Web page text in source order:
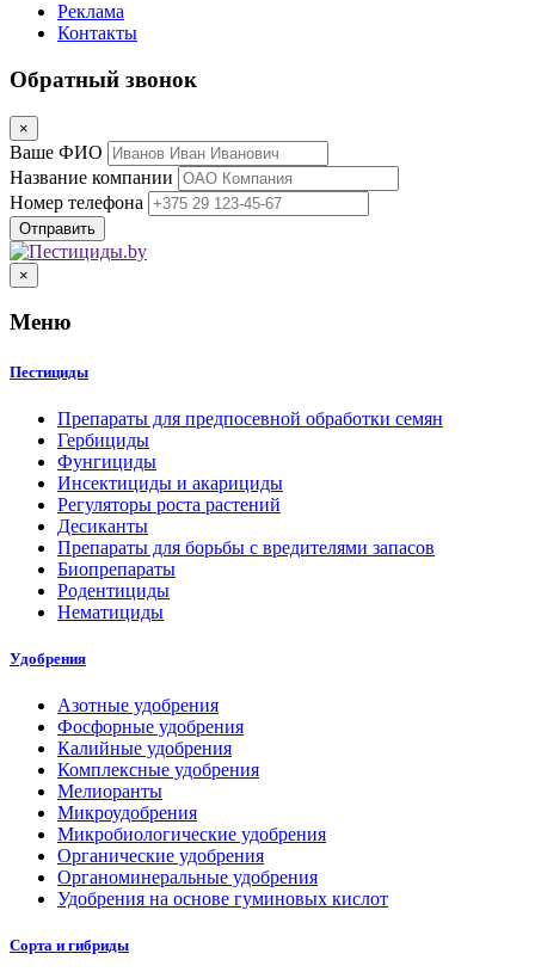
Реклама
Контакты
Обратный звонок
×
Ваше ФИО
Название компании
Номер телефона
×
Меню
Пестициды
Препараты для предпосевной обработки семян
Гербициды
Фунгициды
Инсектициды и акарициды
Регуляторы роста растений
Десиканты
Препараты для борьбы с вредителями запасов
Биопрепараты
Родентициды
Нематициды
Удобрения
Азотные удобрения
Фосфорные удобрения
Калийные удобрения
Комплексные удобрения
Мелиоранты
Микроудобрения
Микробиологические удобрения
Органические удобрения
Органоминеральные удобрения
Удобрения на основе гуминовых кислот
Сорта и гибриды